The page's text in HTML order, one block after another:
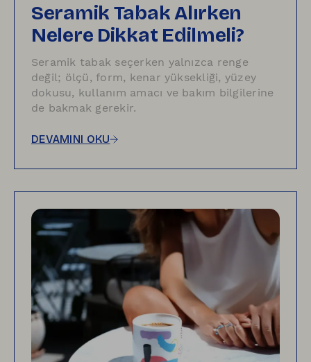
Seramik Tabak Alırken
Nelere Dikkat Edilmeli?
Seramik tabak seçerken yalnızca renge
değil; ölçü, form, kenar yüksekliği, yüzey
dokusu, kullanım amacı ve bakım bilgilerine
de bakmak gerekir.
DEVAMINI OKU